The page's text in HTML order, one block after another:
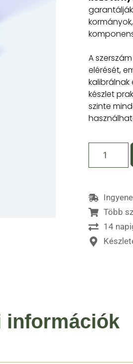
A
elérését,
kalibrálnak
készlet
szinte
Több
14
információk